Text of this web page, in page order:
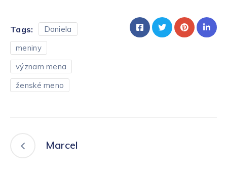
Tags:
Daniela
meniny
význam mena
ženské meno
Marcel